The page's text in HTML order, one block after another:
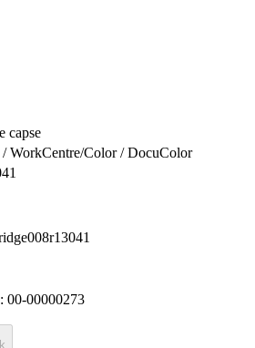
capse
WorkCentre/Color / DocuColor
008r13041
00-00000273